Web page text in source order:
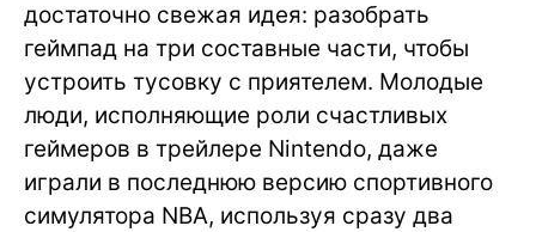
достаточно свежая идея: разобрать
геймпад на три составные части, чтобы
устроить тусовку с приятелем. Молодые
люди, исполняющие роли счастливых
геймеров в трейлере Nintendo, даже
играли в последнюю версию спортивного
симулятора NBA, используя сразу два